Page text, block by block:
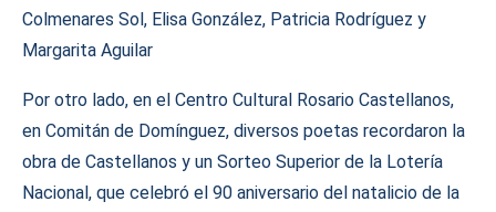
Colmenares Sol, Elisa González, Patricia Rodríguez y
Margarita Aguilar
Por otro lado, en el Centro Cultural Rosario Castellanos,
en Comitán de Domínguez, diversos poetas recordaron la
obra de Castellanos y un Sorteo Superior de la Lotería
Nacional, que celebró el 90 aniversario del natalicio de la